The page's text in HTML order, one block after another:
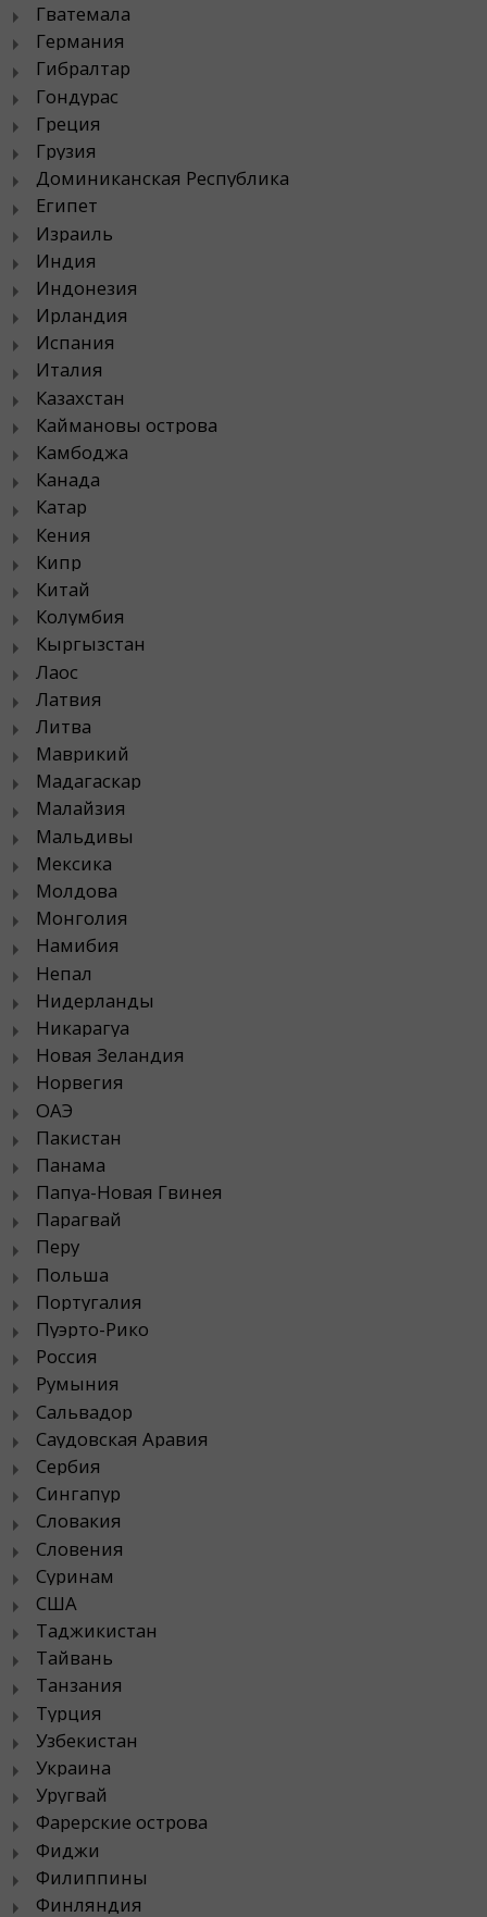
Гватемала
Германия
Гибралтар
Гондурас
Греция
Грузия
Доминиканская Республика
Египет
Израиль
Индия
Индонезия
Ирландия
Испания
Италия
Казахстан
Каймановы острова
Камбоджа
Канада
Катар
Кения
Кипр
Китай
Колумбия
Кыргызстан
Лаос
Латвия
Литва
Маврикий
Мадагаскар
Малайзия
Мальдивы
Мексика
Молдова
Монголия
Намибия
Непал
Нидерланды
Никарагуа
Новая Зеландия
Норвегия
ОАЭ
Пакистан
Панама
Папуа-Новая Гвинея
Парагвай
Перу
Польша
Португалия
Пуэрто-Рико
Россия
Румыния
Сальвадор
Саудовская Аравия
Сербия
Сингапур
Словакия
Словения
Суринам
США
Таджикистан
Тайвань
Танзания
Турция
Узбекистан
Украина
Уругвай
Фарерские острова
Фиджи
Филиппины
Финляндия